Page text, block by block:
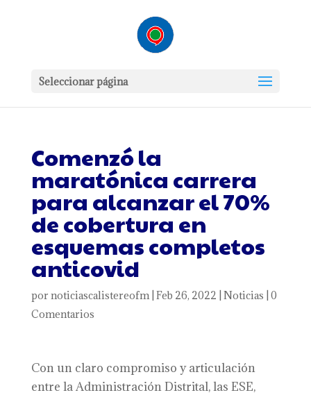
Seleccionar página
Comenzó la
maratónica carrera
para alcanzar el 70%
de cobertura en
esquemas completos
anticovid
por noticiascalistereofm| Feb 26, 2022 Noticias 0
Comentarios
Con un claro compromiso y articulación
entre la Administración Distrital, las ESE,